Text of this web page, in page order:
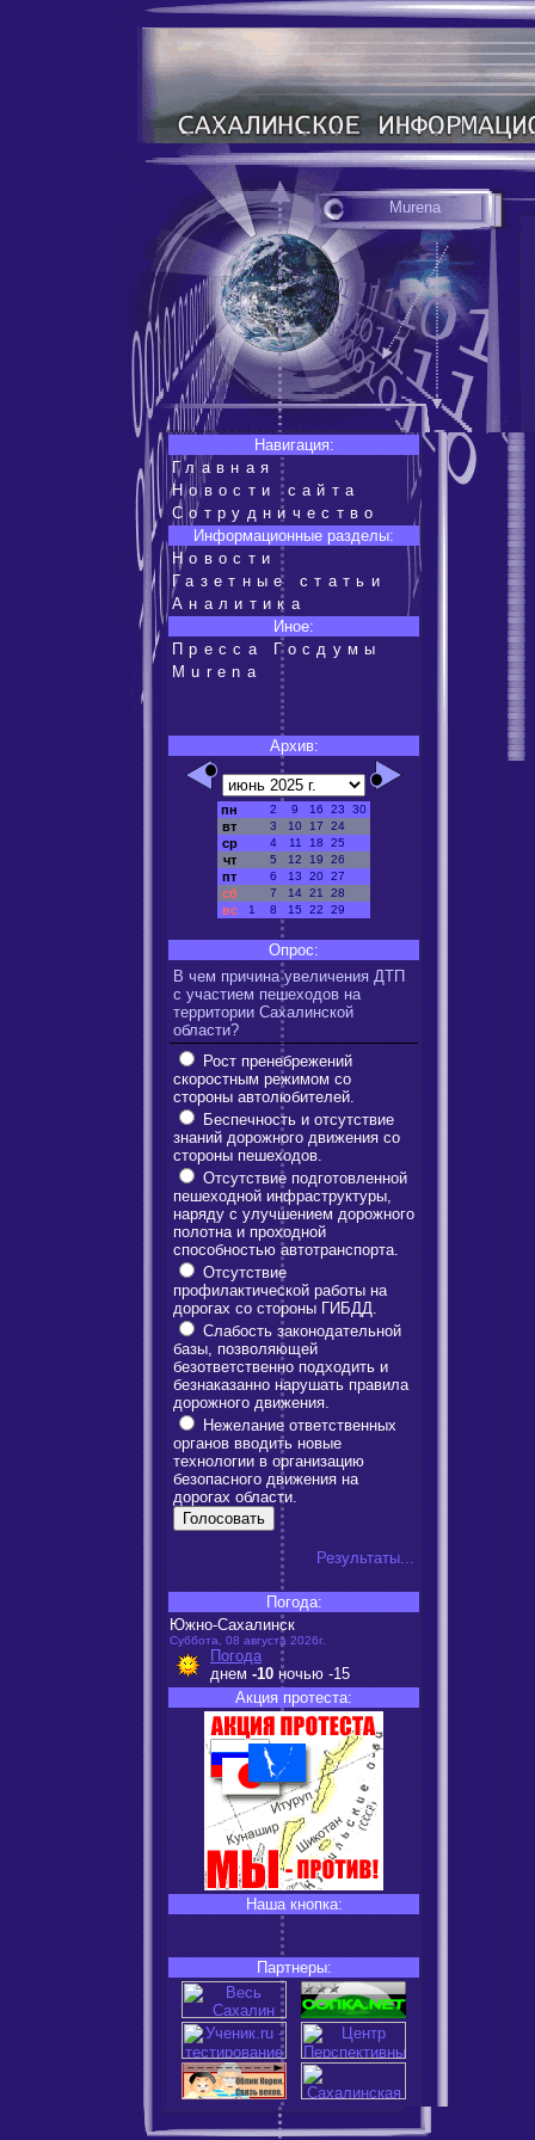
Murena
Навигация:
Главная
Новости сайта
Сотрудничество
Информационные разделы:
Новости
Газетные статьи
Аналитика
Иное:
Пресса Госдумы
Murena
Архив:
пн 2 9 16 23 30
вт 3 10 17 24
ср 4 11 18 25
чт 5 12 19 26
пт 6 13 20 27
сб 7 14 21 28
вс 1 8 15 22 29
Опрос:
В чем причина увеличения ДТП
с участием пешеходов на
территории Сахалинской
области?
Рост пренебрежений
скоростным режимом со
стороны автолюбителей.
Беспечность и отсутствие
знаний дорожного движения со
стороны пешеходов.
Отсутствие подготовленной
пешеходной инфраструктуры,
наряду с улучшением дорожного
полотна и проходной
способностью автотранспорта.
Отсутствие
профилактической работы на
дорогах со стороны ГИБДД.
Слабость законодательной
базы, позволяющей
безответственно подходить и
безнаказанно нарушать правила
дорожного движения.
Нежелание ответственных
органов вводить новые
технологии в организацию
безопасного движения на
дорогах области.
Результаты...
Погода:
Южно-Сахалинск
Суббота, 08 августа 2026г.
Погода
днем -10 ночью -15
Акция протеста:
Наша кнопка:
Партнеры: